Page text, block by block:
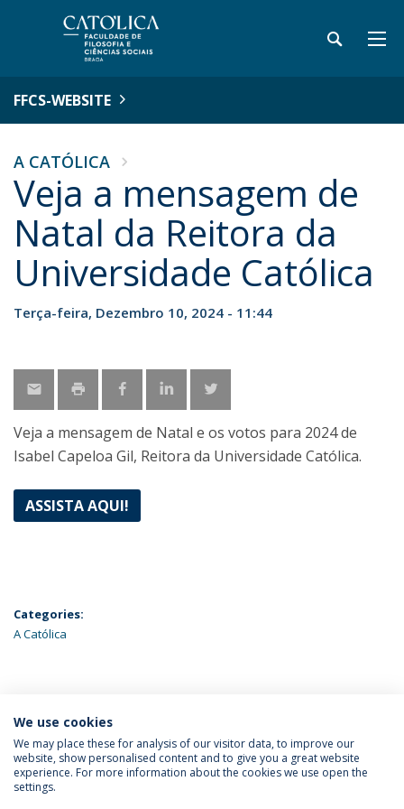
FFCS-WEBSITE
A CATÓLICA
Veja a mensagem de
Natal da Reitora da
Universidade Católica
Terça-feira, Dezembro 10, 2024 - 11:44
Veja a mensagem de Natal e os votos para 2024 de
Isabel Capeloa Gil, Reitora da Universidade Católica.
ASSISTA AQUI!
Categories:
A Católica
ÚLTIMAS NOTÍCIAS
Política de Privacidade
Termos & Condições
We use cookies
We may place these for analysis of our visitor data, to improve our
website, show personalised content and to give you a great website
experience. For more information about the cookies we use open the
settings.